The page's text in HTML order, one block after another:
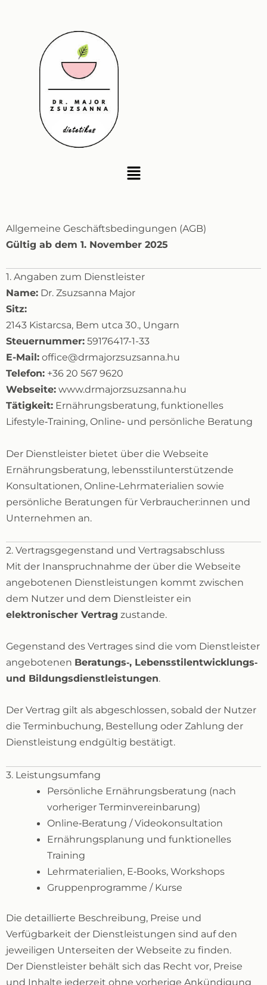
Menü
Allgemeine Geschäftsbedingungen (AGB)
Gültig ab dem 1. November 2025
1. Angaben zum Dienstleister
Name: Dr. Zsuzsanna Major
Sitz:
2143 Kistarcsa, Bem utca 30., Ungarn
Steuernummer: 59176417-1-33
E-Mail: office@drmajorzsuzsanna.hu
Telefon: +36 20 567 9620
Webseite: www.drmajorzsuzsanna.hu
Tätigkeit: Ernährungsberatung, funktionelles
Lifestyle‑Training, Online‑ und persönliche Beratung
Der Dienstleister bietet über die Webseite
Ernährungsberatung, lebensstilunterstützende
Konsultationen, Online‑Lehrmaterialien sowie
persönliche Beratungen für Verbraucher:innen und
Unternehmen an.
2. Vertragsgegenstand und Vertragsabschluss
Mit der Inanspruchnahme der über die Webseite
angebotenen Dienstleistungen kommt zwischen
dem Nutzer und dem Dienstleister ein
elektronischer Vertrag zustande.
Gegenstand des Vertrages sind die vom Dienstleister
angebotenen Beratungs‑, Lebensstilentwicklungs‑
und Bildungsdienstleistungen.
Der Vertrag gilt als abgeschlossen, sobald der Nutzer
die Terminbuchung, Bestellung oder Zahlung der
Dienstleistung endgültig bestätigt.
3. Leistungsumfang
Persönliche Ernährungsberatung (nach
vorheriger Terminvereinbarung)
Online‑Beratung / Videokonsultation
Ernährungsplanung und funktionelles
Training
Lehrmaterialien, E‑Books, Workshops
Gruppenprogramme / Kurse
Die detaillierte Beschreibung, Preise und
Verfügbarkeit der Dienstleistungen sind auf den
jeweiligen Unterseiten der Webseite zu finden.
Der Dienstleister behält sich das Recht vor, Preise
und Inhalte jederzeit ohne vorherige Ankündigung